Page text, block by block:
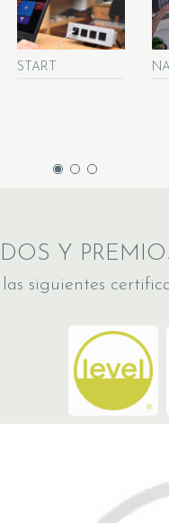
START
Y
siguientes